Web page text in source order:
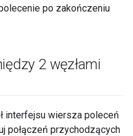
po zakończeniu
2 węzłami
interfejsu wiersza poleceń
połączeń przychodzących